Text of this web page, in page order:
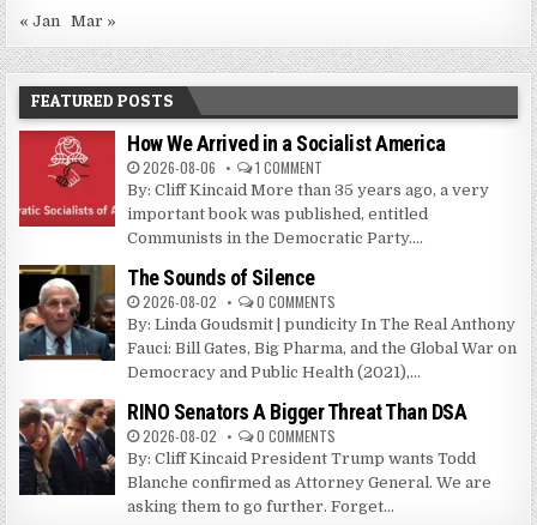
« Jan Mar »
FEATURED POSTS
How We Arrived in a Socialist America
2026-08-06 1 COMMENT
By: Cliff Kincaid More than 35 years ago, a very
important book was published, entitled
Communists in the Democratic Party....
The Sounds of Silence
2026-08-02 0 COMMENTS
By: Linda Goudsmit | pundicity In The Real Anthony
Fauci: Bill Gates, Big Pharma, and the Global War on
Democracy and Public Health (2021),...
RINO Senators A Bigger Threat Than DSA
2026-08-02 0 COMMENTS
By: Cliff Kincaid President Trump wants Todd
Blanche confirmed as Attorney General. We are
asking them to go further. Forget...